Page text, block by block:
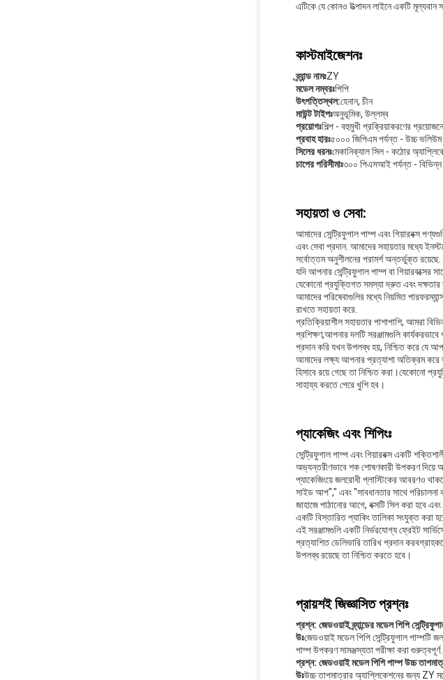
এটিকে যে কোনও উত্পাদন লাইনে একটি মূল্যবান
কাস্টমাইজেশনঃ
ব্র্যান্ড নামঃZY
মডেল নম্বরঃপিপি
উৎপত্তিস্থল:হেনান, চীন
মাউন্ট টাইপঃঅনুভূমিক, উল্লম্ব
প্রয়োগঃশিল্প - বহুমুখী প্রক্রিয়াকরণের
প্রবাহ হারঃ৫০০০ জিপিএম পর্যন্ত - উচ্চ ভলিউম
সিলের ধরনঃমেকানিক্যাল সিল - কঠোর
চাপের পরিসীমাঃ৩০০ পিএসআই পর্যন্ত - বিভিন্ন
সহায়তা ও সেবা:
আমাদের সেন্ট্রিফুগাল পাম্প এবং গিয়ারবক্স
এবং সেবা প্রদান. আমাদের সহায়তার মধ্যে
সর্বোত্তম অনুশীলনের পরামর্শ অন্তর্ভুক্ত রয়েছে.
যদি আপনার সেন্ট্রিফুগাল পাম্প বা
যেকোনো প্রযুক্তিগত সমস্যা দ্রুত এবং দক্ষতার
আমাদের পরিষেবাগুলির মধ্যে নিয়মিত
রাখতে সহায়তা করে.
প্রতিক্রিয়াশীল সহায়তার পাশাপাশি, আমরা
প্রশিক্ষণ,আপনার দলটি সরঞ্জামগুলি
প্রদান করি যখন উপলব্ধ হয়, নিশ্চিত করে যে
আমাদের লক্ষ্য আপনার প্রত্যাশা অতিক্রম করে
হিসাবে রয়ে গেছে তা নিশ্চিত করা।যেকোনো
সাহায্য করতে পেরে খুশি হব।
প্যাকেজিং এবং শিপিংঃ
সেন্ট্রিফুগাল পাম্প এবং গিয়ারবক্স একটি
অভ্যন্তরীণভাবে শক শোষণকারী উপকরণ দিয়ে
প্যাকেজিংয়ে জলরোধী প্লাস্টিকের আবরণও
সাইড আপ"," এবং "সাবধানতার সাথে পরিচালনা
জাহাজে পাঠানোর আগে, বক্সটি সিল করা হবে এবং
একটি বিস্তারিত প্যাকিং তালিকা সংযুক্ত করা
এই সরঞ্জামগুলি একটি নির্ভরযোগ্য ফ্রেইট
প্রত্যাশিত ডেলিভারি তারিখ প্রদান
উপলব্ধ রয়েছে তা নিশ্চিত করতে হবে।
প্রায়শই জিজ্ঞাসিত প্রশ্নঃ
প্রশ্ন: জেডওয়াই ব্র্যান্ডের মডেল পিপি
উঃজেডওয়াই মডেল পিপি সেন্ট্রিফুগাল পাম্পটি
পাম্প উপকরণ সামঞ্জস্যতা পরীক্ষা করা গুরুত্বপূর্ণ.
প্রশ্ন: জেডওয়াই মডেল পিপি পাম্প উচ্চ
উঃউচ্চ তাপমাত্রার অ্যাপ্লিকেশনের জন্য ZY